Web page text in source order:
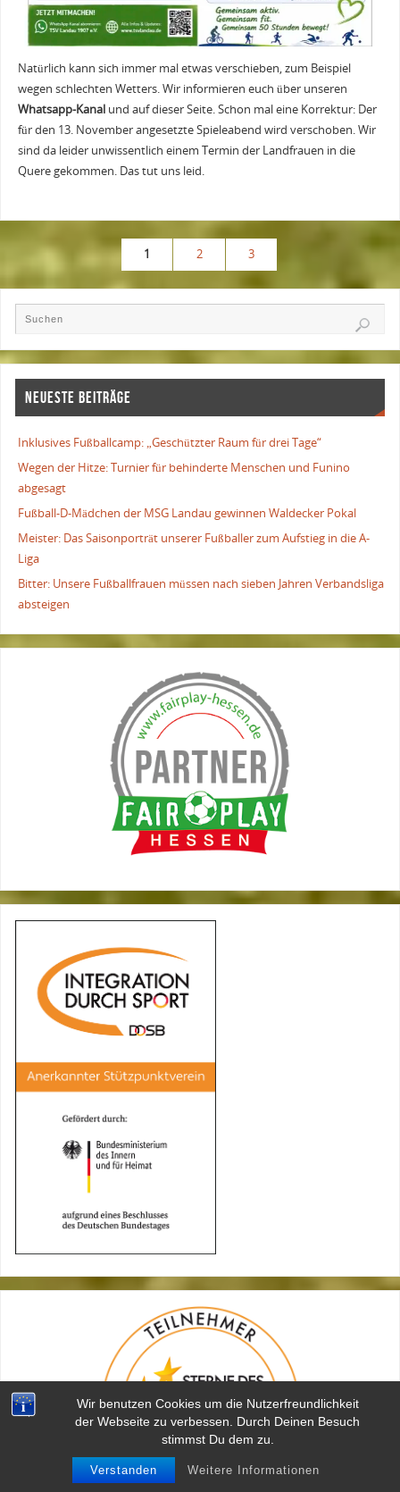
Wir benutzen Cookies um die Nutzerfreundlichkeit
der Webseite zu verbessen. Durch Deinen Besuch
stimmst Du dem zu.
Verstanden Weitere Informationen
Natürlich kann sich immer mal etwas verschieben, zum Beispiel
wegen schlechten Wetters. Wir informieren euch über unseren
Whatsapp-Kanal und auf dieser Seite. Schon mal eine Korrektur: Der
für den 13. November angesetzte Spieleabend wird verschoben. Wir
sind da leider unwissentlich einem Termin der Landfrauen in die
Quere gekommen. Das tut uns leid.
1 2 3
NEUESTE BEITRÄGE
Inklusives Fußballcamp: „Geschützter Raum für drei Tage“
Wegen der Hitze: Turnier für behinderte Menschen und Funino
abgesagt
Fußball-D-Mädchen der MSG Landau gewinnen Waldecker Pokal
Meister: Das Saisonporträt unserer Fußballer zum Aufstieg in die A-
Liga
Bitter: Unsere Fußballfrauen müssen nach sieben Jahren Verbandsliga
absteigen